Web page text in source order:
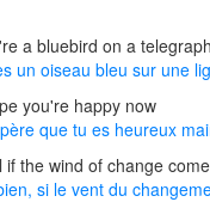
a bluebird on a
un oiseau bleu sur une
you're happy now
que tu es heureux
if the wind of change
si le vent du